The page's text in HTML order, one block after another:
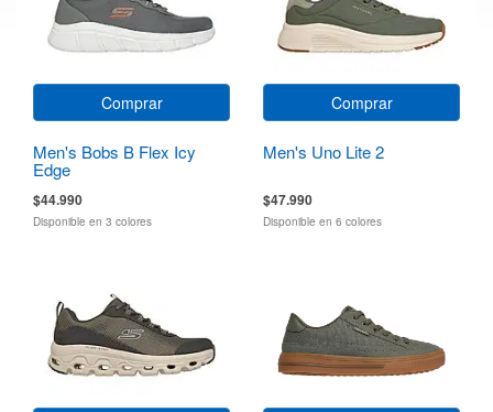
Comprar
Men's Bobs B Flex Icy
Edge
$44.990
Disponible en 3 colores
Comprar
Men's Uno Lite 2
$47.990
Disponible en 6 colores